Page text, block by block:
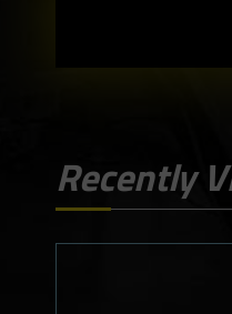
Recently